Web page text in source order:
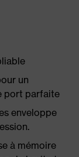
un
port parfaite
enveloppe
à mémoire